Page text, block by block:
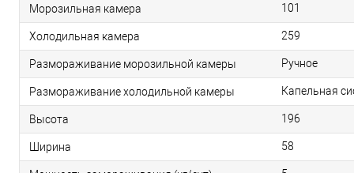
Морозильная камера 101
Холодильная камера 259
Размораживание морозильной камеры Ручное
Размораживание холодильной камеры Капельная
Высота 196
Ширина 58